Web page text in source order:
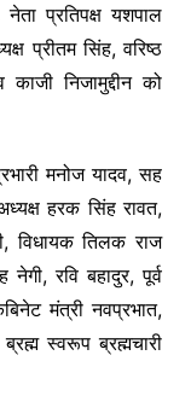
प्रतिपक्ष यशपाल
प्रीतम सिंह, वरिष्ठ
निजामुद्दीन को
मनोज यादव, सह
हरक सिंह रावत,
विधायक तिलक राज
रवि बहादुर, पूर्व
मंत्री नवप्रभात,
स्वरूप ब्रह्मचारी